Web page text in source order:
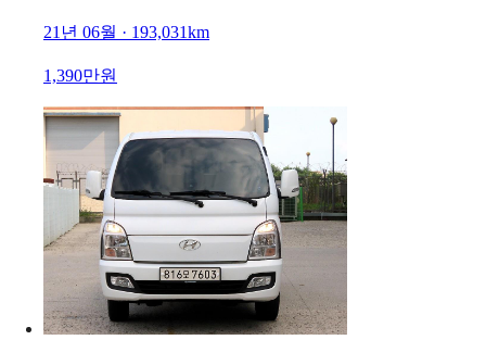
21년 06월 · 193,031km
1,390만원